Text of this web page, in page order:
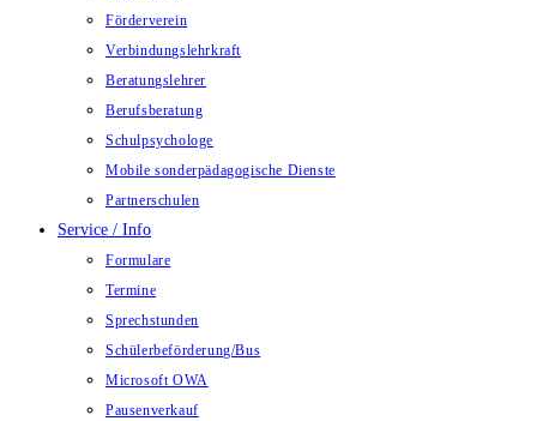
Förderverein
Verbindungslehrkraft
Beratungslehrer
Berufsberatung
Schulpsychologe
Mobile sonderpädagogische Dienste
Partnerschulen
Service / Info
Formulare
Termine
Sprechstunden
Schülerbeförderung/Bus
Microsoft OWA
Pausenverkauf